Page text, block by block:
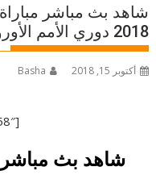
2018 دوري الأمم الأوروبية
أكتوبر 15, 2018 Basha
[ad id=”66258″]
شاهد بث مباشر